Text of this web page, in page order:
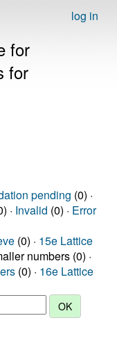
log in
for
for
pending (0) ·
· Invalid (0) · Error
(0) · 15e Lattice
numbers (0) ·
(0) · 16e Lattice